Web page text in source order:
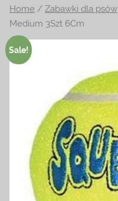
na
temat
terrarystyki
i
Home / Zabawki dla psów
Medium 3Szt 6Cm
Sale!